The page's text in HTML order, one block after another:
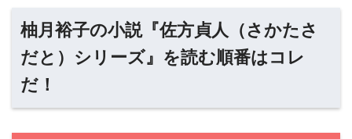
柚月裕子の小説『佐方貞人（さかたさ
だと）シリーズ』を読む順番はコレ
だ！